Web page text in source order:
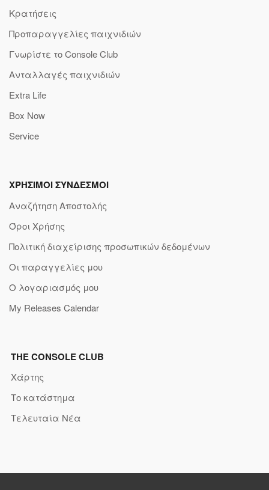
Κρατήσεις
Προπαραγγελίες παιχνιδιών
Γνωρίστε το Console Club
Ανταλλαγές παιχνιδιών
Extra Life
Box Now
Service
ΧΡΗΣΙΜΟΙ ΣΥΝΔΕΣΜΟΙ
Αναζήτηση Αποστολής
Όροι Χρήσης
Πολιτική διαχείρισης προσωπικών δεδομένων
Οι παραγγελίες μου
Ο λογαριασμός μου
My Releases Calendar
THE CONSOLE CLUB
Χάρτης
Το κατάστημα
Τελευταία Νέα